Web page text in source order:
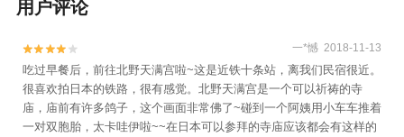
用户评论

 一*憾 2018-11-13
吃过早餐后，前往北野天满宫啦~这是近铁十条站，离我们民宿很近。
很喜欢拍日本的铁路，很有感觉。北野天满宫是一个可以祈祷的寺
庙，庙前有许多鸽子，这个画面非常佛了~碰到一个阿姨用小车车推着
一对双胞胎，太卡哇伊啦~~在日本可以参拜的寺庙应该都会有这样的